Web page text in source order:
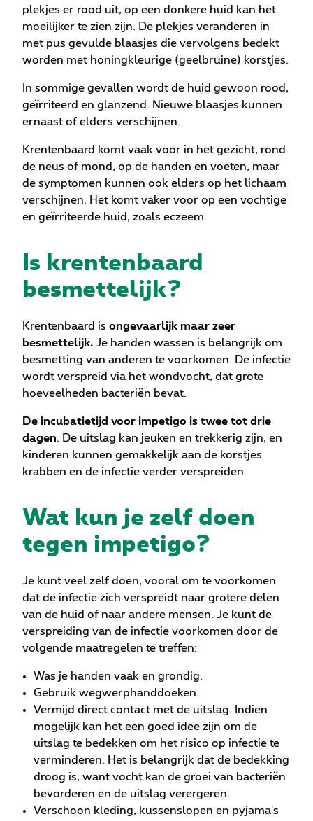
plekjes er rood uit, op een donkere huid kan het
moeilijker te zien zijn. De plekjes veranderen in
met pus gevulde blaasjes die vervolgens bedekt
worden met honingkleurige (geelbruine) korstjes.
In sommige gevallen wordt de huid gewoon rood,
geïrriteerd en glanzend. Nieuwe blaasjes kunnen
ernaast of elders verschijnen.
Krentenbaard komt vaak voor in het gezicht, rond
de neus of mond, op de handen en voeten, maar
de symptomen kunnen ook elders op het lichaam
verschijnen. Het komt vaker voor op een vochtige
en geïrriteerde huid, zoals eczeem.
Is krentenbaard
besmettelijk?
Krentenbaard is ongevaarlijk maar zeer
besmettelijk. Je handen wassen is belangrijk om
besmetting van anderen te voorkomen. De infectie
wordt verspreid via het wondvocht, dat grote
hoeveelheden bacteriën bevat.
De incubatietijd voor impetigo is twee tot drie
dagen. De uitslag kan jeuken en trekkerig zijn, en
kinderen kunnen gemakkelijk aan de korstjes
krabben en de infectie verder verspreiden.
Wat kun je zelf doen
tegen impetigo?
Je kunt veel zelf doen, vooral om te voorkomen
dat de infectie zich verspreidt naar grotere delen
van de huid of naar andere mensen. Je kunt de
verspreiding van de infectie voorkomen door de
volgende maatregelen te treffen:
Was je handen vaak en grondig.
Gebruik wegwerphanddoeken.
Vermijd direct contact met de uitslag. Indien
mogelijk kan het een goed idee zijn om de
uitslag te bedekken om het risico op infectie te
verminderen. Het is belangrijk dat de bedekking
droog is, want vocht kan de groei van bacteriën
bevorderen en de uitslag verergeren.
Verschoon kleding, kussenslopen en pyjama's